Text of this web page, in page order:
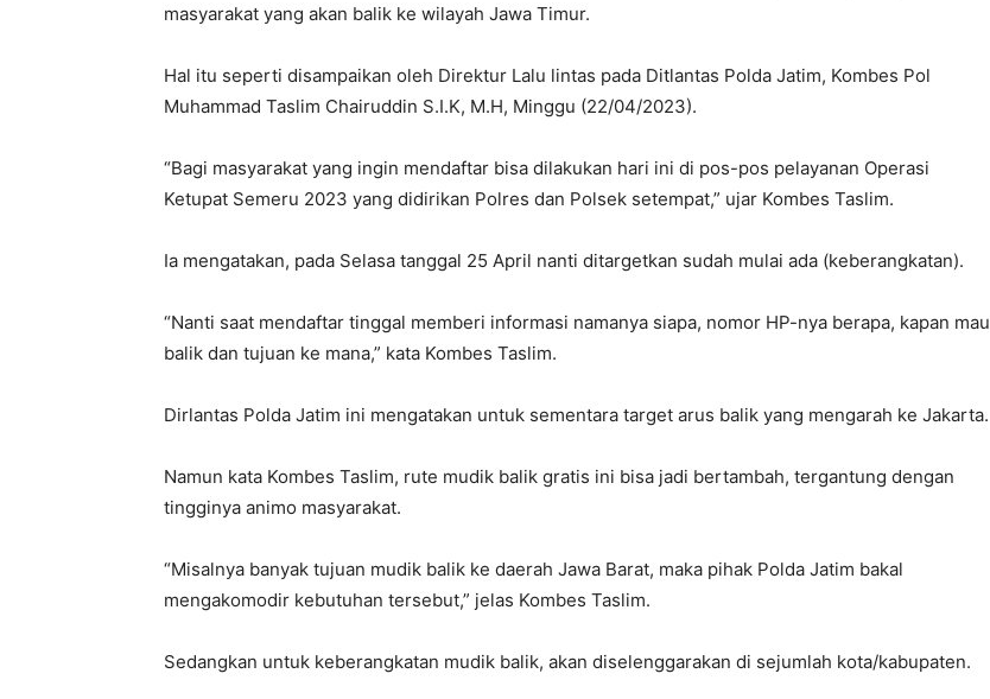
masyarakat yang akan balik ke wilayah Jawa Timur.
Hal itu seperti disampaikan oleh Direktur Lalu lintas pada Ditlantas Polda Jatim, Kombes Pol
Muhammad Taslim Chairuddin S.I.K, M.H, Minggu (22/04/2023).
“Bagi masyarakat yang ingin mendaftar bisa dilakukan hari ini di pos-pos pelayanan Operasi
Ketupat Semeru 2023 yang didirikan Polres dan Polsek setempat,” ujar Kombes Taslim.
Ia mengatakan, pada Selasa tanggal 25 April nanti ditargetkan sudah mulai ada (keberangkatan).
“Nanti saat mendaftar tinggal memberi informasi namanya siapa, nomor HP-nya berapa, kapan mau
balik dan tujuan ke mana,” kata Kombes Taslim.
Dirlantas Polda Jatim ini mengatakan untuk sementara target arus balik yang mengarah ke Jakarta.
Namun kata Kombes Taslim, rute mudik balik gratis ini bisa jadi bertambah, tergantung dengan
tingginya animo masyarakat.
“Misalnya banyak tujuan mudik balik ke daerah Jawa Barat, maka pihak Polda Jatim bakal
mengakomodir kebutuhan tersebut,” jelas Kombes Taslim.
Sedangkan untuk keberangkatan mudik balik, akan diselenggarakan di sejumlah kota/kabupaten.